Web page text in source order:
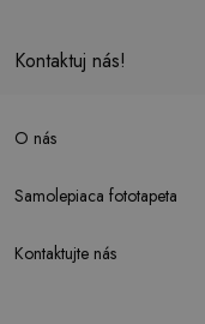
Kontaktuj nás!
O nás
Samolepiaca fototapeta
Kontaktujte nás